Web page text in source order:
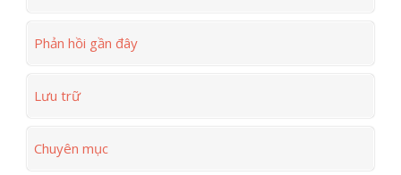
Phản hồi gần đây
Lưu trữ
Chuyên mục